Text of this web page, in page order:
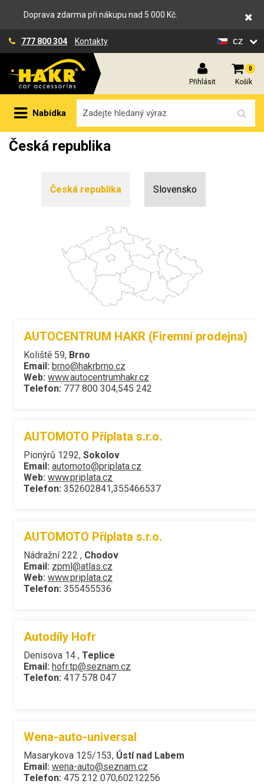
Doprava zdarma při nákupu nad 5 000 Kč.
777 800 304 Kontakty cz
Přihlásit
0
Košík
Nabídka
Česká republika
Česká republika Slovensko
AUTOCENTRUM HAKR (Firemní prodejna)
Koliště 59, Brno
Email: brno@hakrbrno.cz
Web: www.autocentrumhakr.cz
Telefon: 777 800 304,545 242
AUTOMOTO Příplata s.r.o.
Pionýrů 1292, Sokolov
Email: automoto@priplata.cz
Web: www.priplata.cz
Telefon: 352602841,355466537
AUTOMOTO Příplata s.r.o.
Nádražní 222 , Chodov
Email: zpml@atlas.cz
Web: www.priplata.cz
Telefon: 355455536
Autodíly Hofr
Denisova 14 , Teplice
Email: hofr.tp@seznam.cz
Telefon: 417 578 047
Wena-auto-universal
Masarykova 125/153, Ústí nad Labem
Email: wena-auto@seznam.cz
Telefon: 475 212 070,60212256